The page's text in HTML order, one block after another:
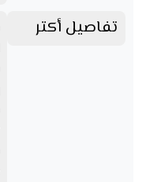
تفاصيل أكتر